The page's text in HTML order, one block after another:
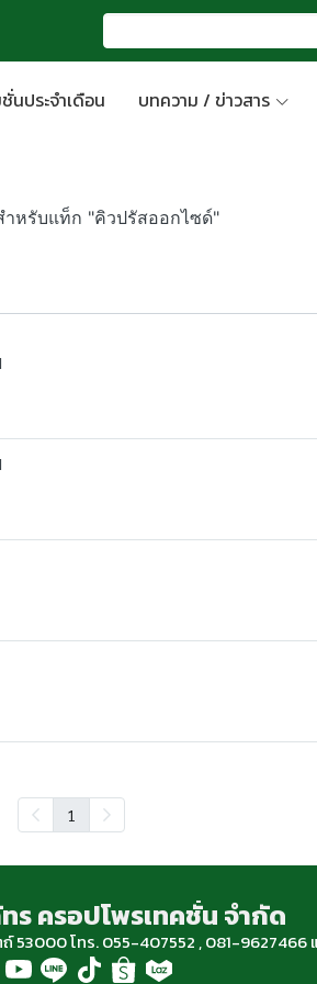
นประจำเดือน บทความ / ข่าวสาร
ำหรับแท็ก "คิวปรัสออกไซด์"
1
ร ครอปโพรเทคชั่น จำกัด
53000 โทร. 055-407552 , 081-